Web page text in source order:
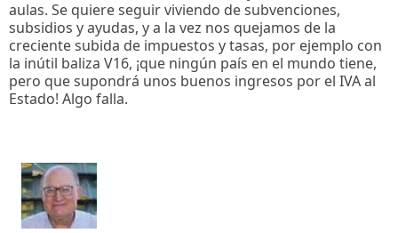
aulas. Se quiere seguir viviendo de subvenciones,
subsidios y ayudas, y a la vez nos quejamos de la
creciente subida de impuestos y tasas, por ejemplo con
la inútil baliza V16, ¡que ningún país en el mundo tiene,
pero que supondrá unos buenos ingresos por el IVA al
Estado! Algo falla.